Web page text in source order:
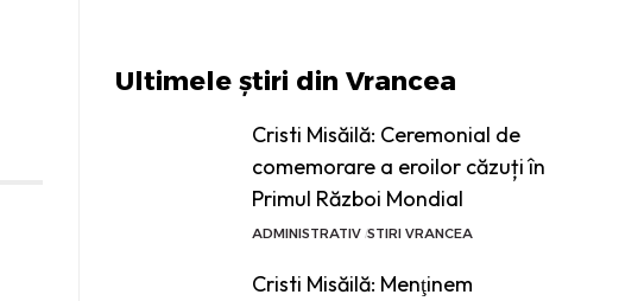
Ultimele știri din Vrancea
Cristi Misăilă: Ceremonial de
comemorare a eroilor căzuți în
Primul Război Mondial
ADMINISTRATIV STIRI VRANCEA
Cristi Misăilă: Menţinem